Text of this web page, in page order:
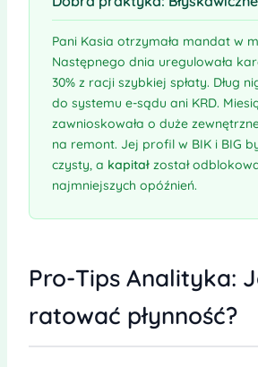
Pani Kasia otrzymała mandat w
Następnego dnia uregulowała
30% z racji szybkiej spłaty. Dług
do systemu e-sądu ani KRD.
zawnioskowała o duże
na remont. Jej profil w BIK i BIG
czysty, a kapitałzostał
najmniejszych opóźnień.
Pro-Tips Analityka:
ratować płynność?